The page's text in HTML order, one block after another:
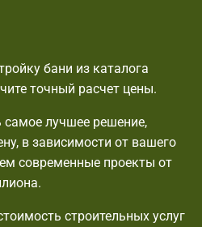
бани из каталога
точный расчет цены.
лучшее решение,
в зависимости от вашего
современные проекты от
строительных услуг